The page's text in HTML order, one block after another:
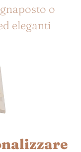
o
eleganti